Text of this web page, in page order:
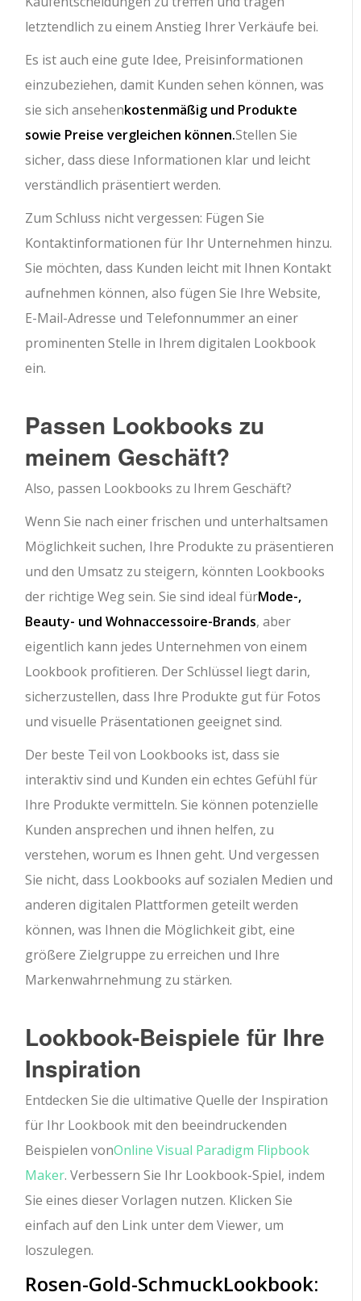
letztendlich zu einem Anstieg Ihrer Verkäufe bei.
Es ist auch eine gute Idee, Preisinformationen
einzubeziehen, damit Kunden sehen können, was
sie sich ansehenkostenmäßig und Produkte
sowie Preise vergleichen können.Stellen Sie
sicher, dass diese Informationen klar und leicht
verständlich präsentiert werden.
Zum Schluss nicht vergessen: Fügen Sie
Kontaktinformationen für Ihr Unternehmen hinzu.
Sie möchten, dass Kunden leicht mit Ihnen Kontakt
aufnehmen können, also fügen Sie Ihre Website,
E-Mail-Adresse und Telefonnummer an einer
prominenten Stelle in Ihrem digitalen Lookbook
ein.
Passen Lookbooks zu
meinem Geschäft?
Also, passen Lookbooks zu Ihrem Geschäft?
Wenn Sie nach einer frischen und unterhaltsamen
Möglichkeit suchen, Ihre Produkte zu präsentieren
und den Umsatz zu steigern, könnten Lookbooks
der richtige Weg sein. Sie sind ideal fürMode-,
Beauty- und Wohnaccessoire-Brands, aber
eigentlich kann jedes Unternehmen von einem
Lookbook profitieren. Der Schlüssel liegt darin,
sicherzustellen, dass Ihre Produkte gut für Fotos
und visuelle Präsentationen geeignet sind.
Der beste Teil von Lookbooks ist, dass sie
interaktiv sind und Kunden ein echtes Gefühl für
Ihre Produkte vermitteln. Sie können potenzielle
Kunden ansprechen und ihnen helfen, zu
verstehen, worum es Ihnen geht. Und vergessen
Sie nicht, dass Lookbooks auf sozialen Medien und
anderen digitalen Plattformen geteilt werden
können, was Ihnen die Möglichkeit gibt, eine
größere Zielgruppe zu erreichen und Ihre
Markenwahrnehmung zu stärken.
Lookbook-Beispiele für Ihre
Inspiration
Entdecken Sie die ultimative Quelle der Inspiration
für Ihr Lookbook mit den beeindruckenden
Beispielen vonOnline Visual Paradigm Flipbook
Maker. Verbessern Sie Ihr Lookbook-Spiel, indem
Sie eines dieser Vorlagen nutzen. Klicken Sie
einfach auf den Link unter dem Viewer, um
loszulegen.
Rosen-Gold-SchmuckLookbook: